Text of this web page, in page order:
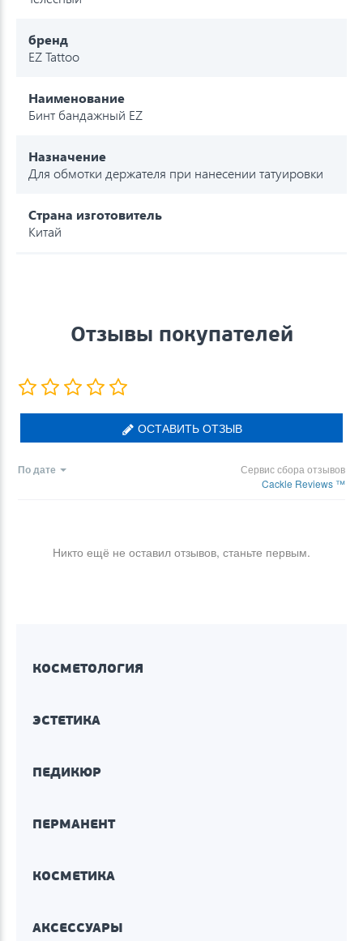
бренд
EZ Tattoo
Наименование
Бинт бандажный EZ
Назначение
Для обмотки держателя при нанесении татуировки
Страна изготовитель
Китай
Отзывы покупателей
ОСТАВИТЬ ОТЗЫВ
По дате
Сервис сбора отзывов
Cackle Reviews ™
Никто ещё не оставил отзывов, станьте первым.
КОСМЕТОЛОГИЯ
ЭСТЕТИКА
ПЕДИКЮР
ПЕРМАНЕНТ
КОСМЕТИКА
АКСЕССУАРЫ